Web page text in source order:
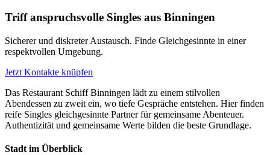
Triff anspruchsvolle Singles aus Binningen
Sicherer und diskreter Austausch. Finde Gleichgesinnte in einer
respektvollen Umgebung.
Jetzt Kontakte knüpfen
Das Restaurant Schiff Binningen lädt zu einem stilvollen
Abendessen zu zweit ein, wo tiefe Gespräche entstehen. Hier finden
reife Singles gleichgesinnte Partner für gemeinsame Abenteuer.
Authentizität und gemeinsame Werte bilden die beste Grundlage.
Stadt im Überblick